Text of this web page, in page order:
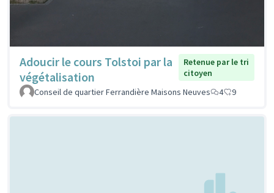
Adoucir le cours Tolstoi par la
végétalisation
Retenue par le tri
citoyen
Conseil de quartier Ferrandière Maisons Neuves
4 9